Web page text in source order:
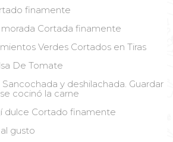
finamente
morada Cortada finamente
Verdes Cortados en Tiras
De Tomate
y deshilachada. Guardar
cocinó la carne
dulce Cortado finamente
gusto